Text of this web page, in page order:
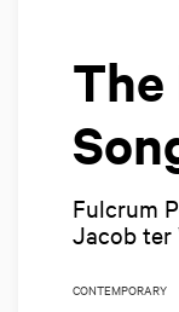
The
Fulcrum
Jacob ter
CONTEMPORARY